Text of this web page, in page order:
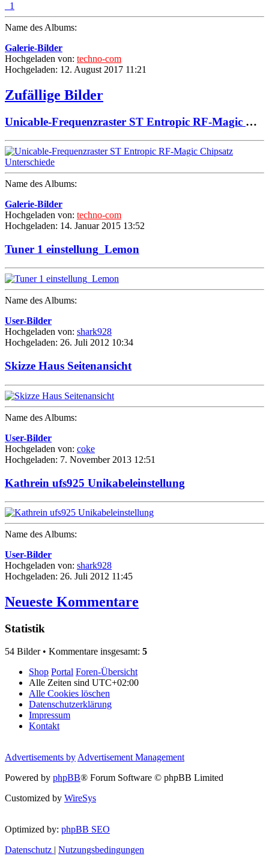
Name des Albums:
Galerie-Bilder
Hochgeladen von: techno-com
Hochgeladen: 12. August 2017 11:21
Zufällige Bilder
Unicable-Frequenzraster ST Entropic RF-Magic Chipsatz Unterschiede
Name des Albums:
Galerie-Bilder
Hochgeladen von: techno-com
Hochgeladen: 14. Januar 2015 13:52
Tuner 1 einstellung_Lemon
Name des Albums:
User-Bilder
Hochgeladen von: shark928
Hochgeladen: 26. Juli 2012 10:34
Skizze Haus Seitenansicht
Name des Albums:
User-Bilder
Hochgeladen von: coke
Hochgeladen: 7. November 2013 12:51
Kathrein ufs925 Unikabeleinstellung
Name des Albums:
User-Bilder
Hochgeladen von: shark928
Hochgeladen: 26. Juli 2012 11:45
Neueste Kommentare
Statistik
54 Bilder • Kommentare insgesamt: 5
Shop Portal Foren-Übersicht
Alle Zeiten sind UTC+02:00
Alle Cookies löschen
Datenschutzerklärung
Impressum
Kontakt
Advertisements byAdvertisement Management
Powered by phpBB® Forum Software © phpBB Limited
Customized by WireSys
Optimized by: phpBB SEO
Datenschutz
Nutzungsbedingungen